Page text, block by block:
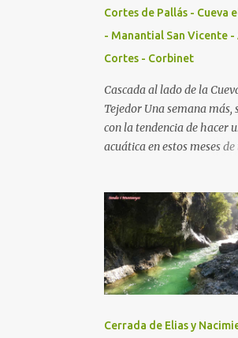
Cortes de Pallás - Cueva
- Manantial San Vicente
Cortes - Corbinet
Cascada al lado de la
Tejedor Una semana más,
con la tendencia de hacer
acuática en estos meses
se agradece doblemente.
VISITANTE NÚMERO:
Cerrada de Elias y